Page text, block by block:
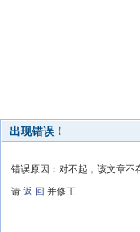
出现错误！
错误原因：对不起，该文章不
请 返 回 并修正